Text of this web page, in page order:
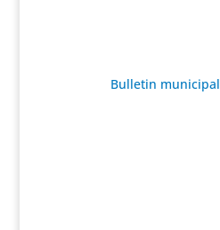
Bulletin municipal